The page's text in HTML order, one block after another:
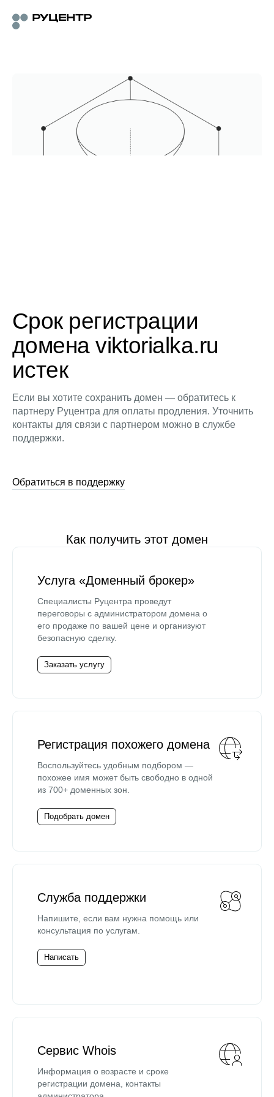
Срок регистрации
домена viktorialka.ru
истек
Если вы хотите сохранить домен — обратитесь к
партнеру Руцентра для оплаты продления. Уточнить
контакты для связи с партнером можно в службе
поддержки.
Обратиться в поддержку
Как получить этот домен
Услуга «Доменный брокер»
Специалисты Руцентра проведут
переговоры с администратором домена о
его продаже по вашей цене и организуют
безопасную сделку.
Заказать услугу
Регистрация похожего домена
Воспользуйтесь удобным подбором —
похожее имя может быть свободно в одной
из 700+ доменных зон.
Подобрать домен
Служба поддержки
Напишите, если вам нужна помощь или
консультация по услугам.
Написать
Сервис Whois
Информация о возрасте и сроке
регистрации домена, контакты